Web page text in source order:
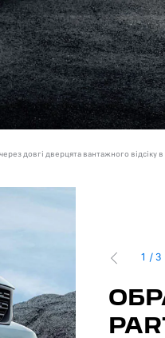
довгі дверцята вантажного відсіку в
1 / 3